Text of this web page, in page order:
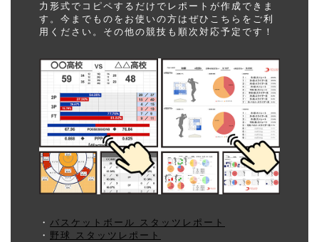
力形式でコピペするだけでレポートが作成できま
す。今までものをお使いの方はぜひこちらをご利
用ください。その他の競技も順次対応予定です！
・ バスケットボール スタッツレポート
・ 野球 スタッツレポート